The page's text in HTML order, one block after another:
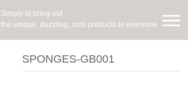
Simply to bring out
the unique, dazzling, cool products to everyone
SPONGES-GB001